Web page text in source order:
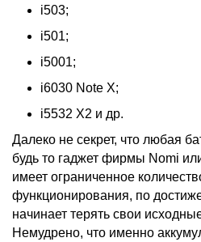
i503;
i501;
i5001;
i6030 Note X;
i5532 X2 и др.
Далеко не секрет, что любая
будь то гаджет фирмы Nomi
имеет ограниченное
функционирования, по
начинает терять свои
Немудрено, что именно